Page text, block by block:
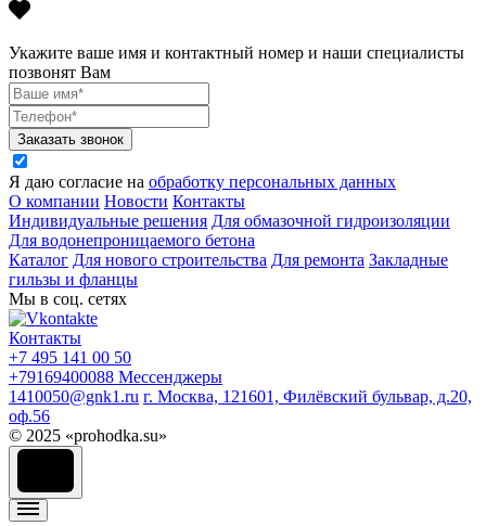
Укажите ваше имя и контактный номер и наши специалисты
позвонят Вам
Заказать звонок
Я даю согласие на обработку персональных данных
О компании Новости Контакты
Индивидуальные решения Для обмазочной гидроизоляции
Для водонепроницаемого бетона
Каталог Для нового строительства Для ремонта Закладные
гильзы и фланцы
Мы в соц. сетях
Контакты
+7 495 141 00 50
+79169400088 Мессенджеры
1410050@gnk1.ru г. Москва, 121601, Филёвский бульвар, д.20,
оф.56
© 2025 «prohodka.su»